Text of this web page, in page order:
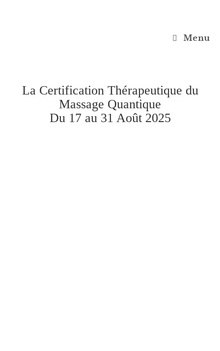
Menu
La Certification Thérapeutique du
Massage Quantique
Du 17 au 31 Août 2025